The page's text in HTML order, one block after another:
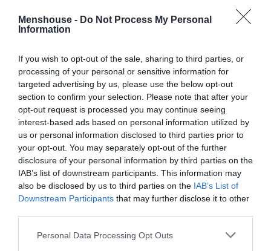
Menshouse - Do Not Process My Personal
Information
If you wish to opt-out of the sale, sharing to third parties, or
processing of your personal or sensitive information for
targeted advertising by us, please use the below opt-out
section to confirm your selection. Please note that after your
opt-out request is processed you may continue seeing
interest-based ads based on personal information utilized by
us or personal information disclosed to third parties prior to
your opt-out. You may separately opt-out of the further
disclosure of your personal information by third parties on the
IAB’s list of downstream participants. This information may
also be disclosed by us to third parties on the IAB’s List of
Downstream Participants that may further disclose it to other
Personal Data Processing Opt Outs
Νάξος και Ίος στις κορυφαίες τουριστικές
Menshouse Team